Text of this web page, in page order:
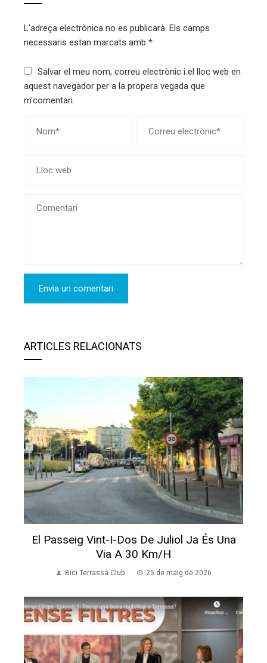
L'adreça electrònica no es publicarà. Els camps
necessaris estan marcats amb *
Salvar el meu nom, correu electrònic i el lloc web en
aquest navegador per a la propera vegada que
m'comentari.
ARTICLES RELACIONATS
El Passeig Vint-I-Dos De Juliol Ja És Una
Via A 30 Km/h
Bici Terrassa Club 25 de maig de 2026